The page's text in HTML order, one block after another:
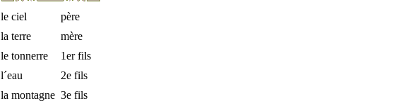
le ciel père
la terre mère
le tonnerre 1er fils
l´eau 2e fils
la montagne 3e fils